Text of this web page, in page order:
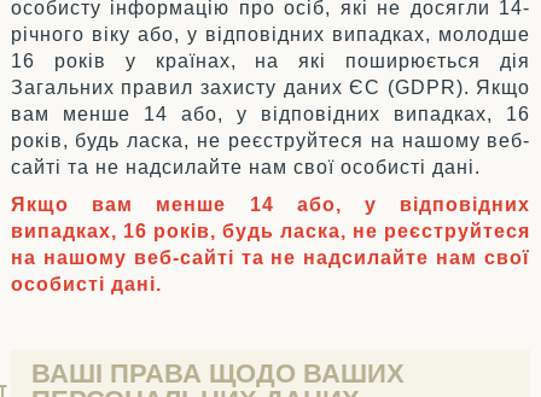
особисту інформацію про осіб, які не досягли 14-
річного віку або, у відповідних випадках, молодше
16 років у країнах, на які поширюється дія
Загальних правил захисту даних ЄС (GDPR). Якщо
вам менше 14 або, у відповідних випадках, 16
років, будь ласка, не реєструйтеся на нашому веб-
сайті та не надсилайте нам свої особисті дані.
Якщо вам менше 14 або, у відповідних
випадках, 16 років, будь ласка, не реєструйтеся
на нашому веб-сайті та не надсилайте нам свої
особисті дані.
ВАШІ ПРАВА ЩОДО ВАШИХ